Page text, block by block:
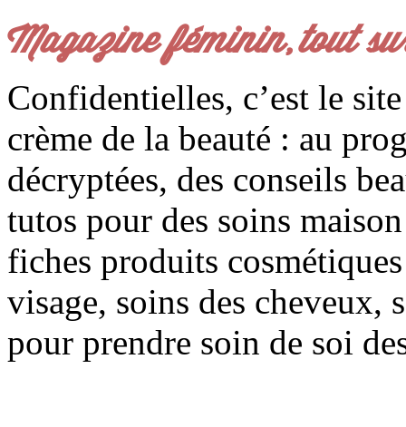
Magazine féminin, tout
Confidentielles, c’est le
crème de la beauté : au
décryptées, des conseils
tutos pour des soins
fiches produits
visage, soins des cheveux,
pour prendre soin de soi